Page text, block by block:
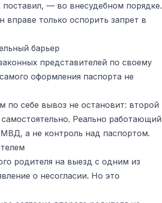
поставил, — во внесудебном порядке.
вправе только оспорить запрет в
барьер
представителей по своему
оформления паспорта не
по себе вывоз не остановит: второй
Реально работающий
а не контроль над паспортом.
родителя на выезд с одним из
о несогласии. Но это